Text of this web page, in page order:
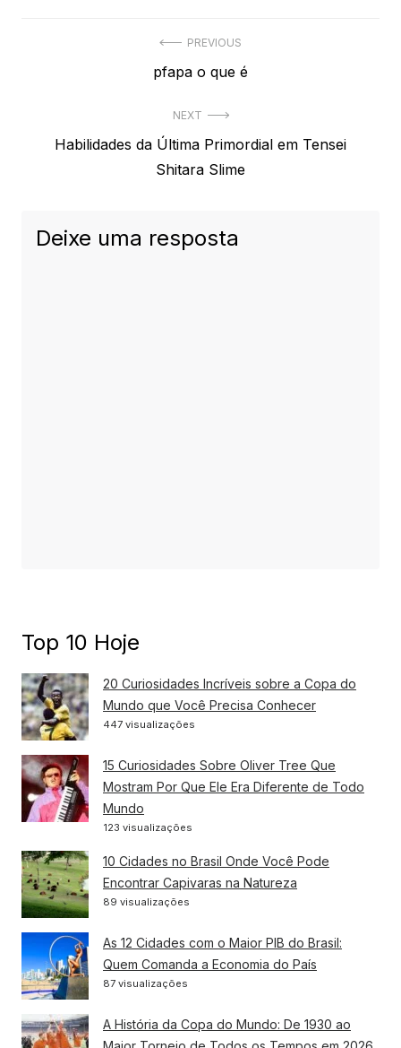
PREVIOUS
Previous
pfapa o que é
NEXT
NextHabilidades da Última Primordial em Tensei
Shitara Slime
Deixe uma resposta
Top 10 Hoje
20 Curiosidades Incríveis sobre a Copa do
Mundo que Você Precisa Conhecer
447 visualizações
15 Curiosidades Sobre Oliver Tree Que
Mostram Por Que Ele Era Diferente de Todo
Mundo
123 visualizações
10 Cidades no Brasil Onde Você Pode
Encontrar Capivaras na Natureza
89 visualizações
As 12 Cidades com o Maior PIB do Brasil:
Quem Comanda a Economia do País
87 visualizações
A História da Copa do Mundo: De 1930 ao